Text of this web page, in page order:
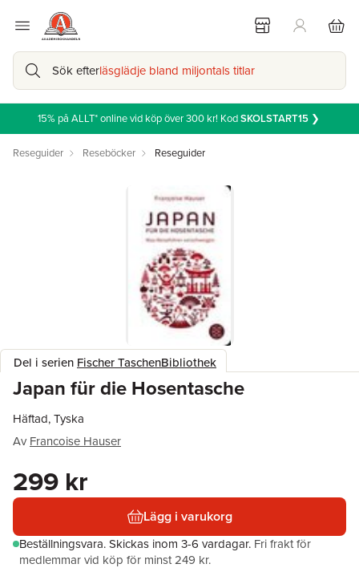
Sök efterläsglädje bland miljontals titlar
15% på ALLT* online vid köp över 300 kr! KodSKOLSTART15❯
Reseguider Reseböcker Reseguider
Del i serien Fischer TaschenBibliothek
Japan für die Hosentasche
Häftad, Tyska
Av Francoise Hauser
299 kr
Lägg i varukorg
Beställningsvara.Skickas inom 3-6 vardagar. Fri frakt för
medlemmar vid köp för minst 249 kr.